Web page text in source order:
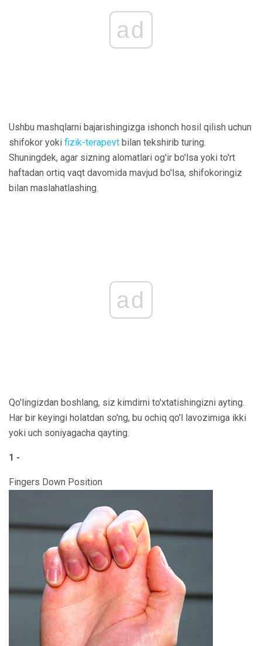
ad
Ushbu mashqlarni bajarishingizga ishonch hosil qilish uchun
shifokor yoki fizik-terapevt bilan tekshirib turing.
Shuningdek, agar sizning alomatlari og'ir bo'lsa yoki to'rt
haftadan ortiq vaqt davomida mavjud bo'lsa, shifokoringiz
bilan maslahatlashing.
ad
Qo'lingizdan boshlang, siz kimdirni to'xtatishingizni ayting.
Har bir keyingi holatdan so'ng, bu ochiq qo'l lavozimiga ikki
yoki uch soniyagacha qayting.
1 -
Fingers Down Position